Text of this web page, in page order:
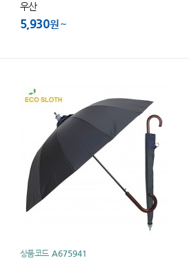
우산
5,930원
상품코드 A675941